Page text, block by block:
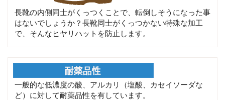
長靴の内側同士がくっつくことで、転倒しそうになった事
はないでしょうか？長靴同士がくっつかない特殊な加工
で、そんなヒヤリハットを防止します。
一般的な低濃度の酸、アルカリ（塩酸、カセイソーダな
ど）に対して耐薬品性を有しています。